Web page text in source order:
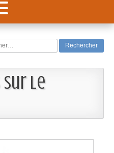
:
sur le